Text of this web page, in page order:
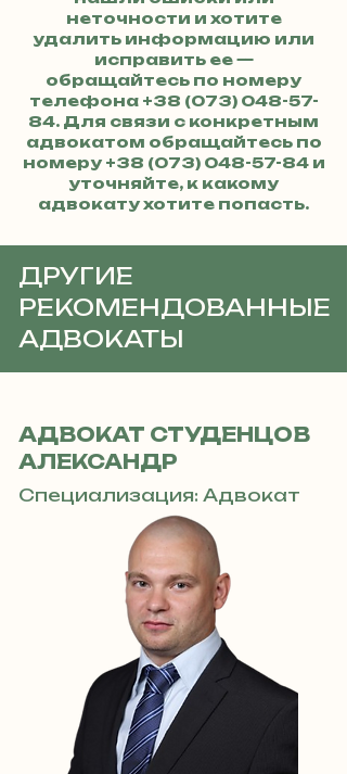
неточности и хотите
удалить информацию или
исправить ее —
обращайтесь по номеру
телефона +38 (073) 048-57-
84. Для связи с конкретным
адвокатом обращайтесь по
номеру +38 (073) 048-57-84и
уточняйте, к какому
адвокату хотите попасть.
ДРУГИЕ
РЕКОМЕНДОВАННЫЕ
АДВОКАТЫ
АДВОКАТ СТУДЕНЦОВ
АЛЕКСАНДР
Специализация: Адвокат